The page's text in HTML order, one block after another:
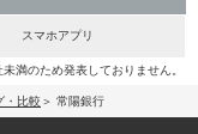
スマホアプリ
満のため発表しておりません。
・比較 常陽銀行